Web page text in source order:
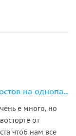
Силуэты ночи: магия разводных мостов на однопалубном теплоходе
е много, но
от
чтоб нам все